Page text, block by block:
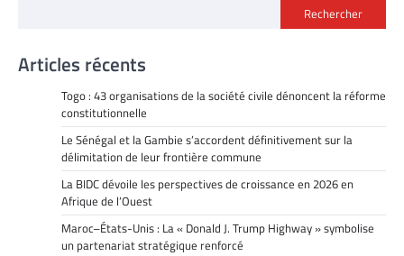
Rechercher
Articles récents
Togo : 43 organisations de la société civile dénoncent la réforme
constitutionnelle
Le Sénégal et la Gambie s’accordent définitivement sur la
délimitation de leur frontière commune
La BIDC dévoile les perspectives de croissance en 2026 en
Afrique de l’Ouest
Maroc–États-Unis : La « Donald J. Trump Highway » symbolise
un partenariat stratégique renforcé